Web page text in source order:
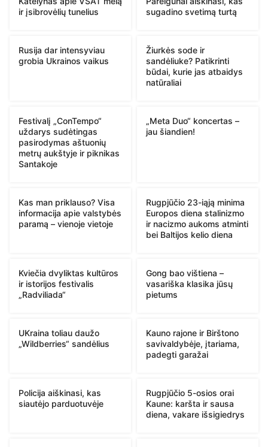
ir įsibrovėlių tunelius
sugadino svetimą turtą
Rusija dar intensyviau
grobia Ukrainos vaikus
Žiurkės sode ir
sandėliuke? Patikrinti
būdai, kurie jas atbaidys
natūraliai
Festivalį „ConTempo“
uždarys sudėtingas
pasirodymas aštuonių
metrų aukštyje ir piknikas
Santakoje
„Meta Duo“ koncertas –
jau šiandien!
Kas man priklauso? Visa
informacija apie valstybės
paramą – vienoje vietoje
Rugpjūčio 23-iąją minima
Europos diena stalinizmo
ir nacizmo aukoms atminti
bei Baltijos kelio diena
Kviečia dvyliktas kultūros
ir istorijos festivalis
„Radviliada“
Gong bao vištiena –
vasariška klasika jūsų
pietums
UKraina toliau daužo
„Wildberries“ sandėlius
Kauno rajone ir Birštono
savivaldybėje, įtariama,
padegti garažai
Policija aiškinasi, kas
siautėjo parduotuvėje
Rugpjūčio 5-osios orai
Kaune: karšta ir sausa
diena, vakare išsigiedrys